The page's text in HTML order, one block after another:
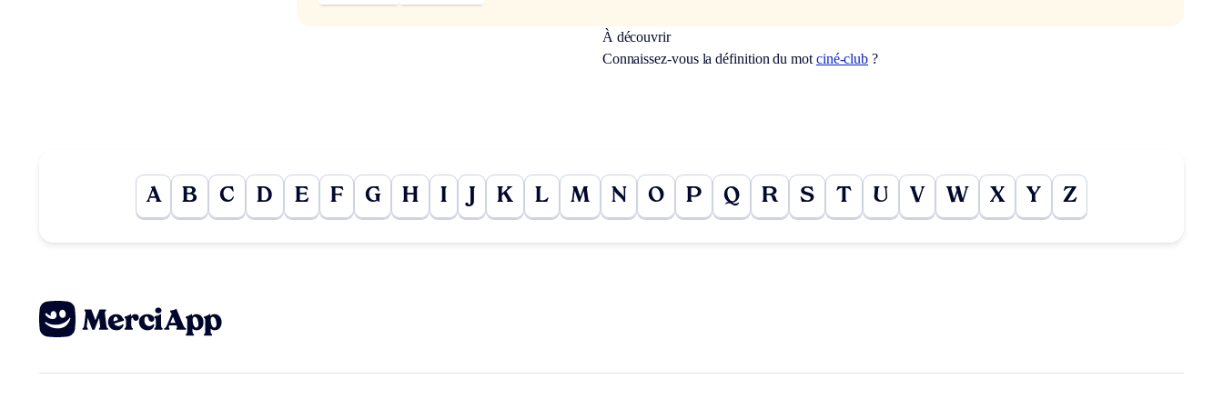
À découvrir
Connaissez-vous la définition du mot ciné-club ?
A B C D E F G H I J K L M N O P Q R S T U V W X Y Z